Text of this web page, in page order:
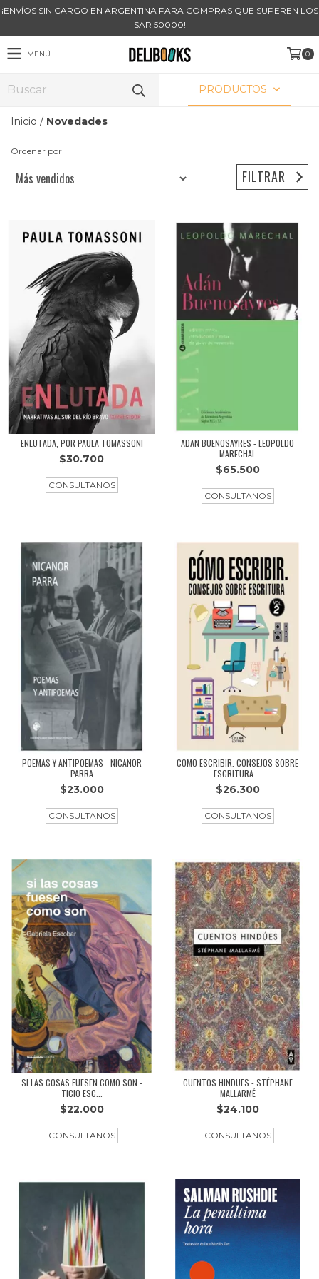
¡ENVÍOS SIN CARGO EN ARGENTINA PARA COMPRAS QUE SUPEREN LOS
$AR 50000!
MENÚ 0
PRODUCTOS
Inicio / Novedades
Ordenar por
FILTRAR
ENLUTADA, POR PAULA TOMASSONI
$30.700
ADAN BUENOSAYRES - LEOPOLDO
MARECHAL
$65.500
POEMAS Y ANTIPOEMAS - NICANOR
PARRA
$23.000
COMO ESCRIBIR. CONSEJOS SOBRE
ESCRITURA....
$26.300
SI LAS COSAS FUESEN COMO SON -
TICIO ESC...
$22.000
CUENTOS HINDUES - STÉPHANE
MALLARMÉ
$24.100